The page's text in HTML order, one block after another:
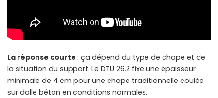
La réponse courte : ça dépend du type de chape et de
la situation du support. Le DTU 26.2 fixe une épaisseur
minimale de 4 cm pour une chape traditionnelle coulée
sur dalle béton en conditions normales.